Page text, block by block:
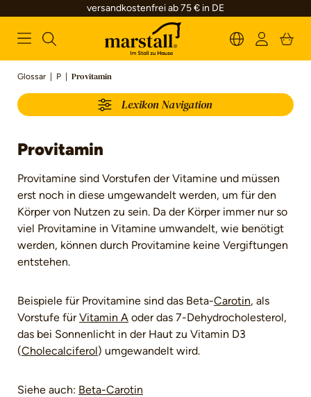
springen
versandkostenfrei ab 75 € in DE
Glossar | P | Provitamin
Lexikon Navigation
Provitamin
Provitamine sind Vorstufen der Vitamine und müssen
erst noch in diese umgewandelt werden, um für den
Körper von Nutzen zu sein. Da der Körper immer nur so
viel Provitamine in Vitamine umwandelt, wie benötigt
werden, können durch Provitamine keine Vergiftungen
entstehen.
Beispiele für Provitamine sind das Beta-Carotin, als
Vorstufe fürVitamin A oder das 7-Dehydrocholesterol,
das bei Sonnenlicht in der Haut zu Vitamin D3
(Cholecalciferol) umgewandelt wird.
Siehe auch: Beta-Carotin